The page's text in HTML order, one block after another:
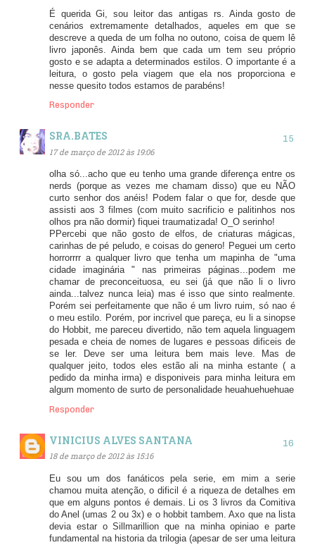
É querida Gi, sou leitor das antigas rs. Ainda gosto de
cenários extremamente detalhados, aqueles em que se
descreve a queda de um folha no outono, coisa de quem lê
livro japonês. Ainda bem que cada um tem seu próprio
gosto e se adapta a determinados estilos. O importante é a
leitura, o gosto pela viagem que ela nos proporciona e
nesse quesito todos estamos de parabéns!
Responder
SRA.BATES
17 de março de 2012 às 19:06
olha só...acho que eu tenho uma grande diferença entre os
nerds (porque as vezes me chamam disso) que eu NÃO
curto senhor dos anéis! Podem falar o que for, desde que
assisti aos 3 filmes (com muito sacrificio e palitinhos nos
olhos pra não dormir) fiquei traumatizada! O_O serinho!
PPercebi que não gosto de elfos, de criaturas mágicas,
carinhas de pé peludo, e coisas do genero! Peguei um certo
horrorrrr a qualquer livro que tenha um mapinha de "uma
cidade imaginária " nas primeiras páginas...podem me
chamar de preconceituosa, eu sei (já que não li o livro
ainda...talvez nunca leia) mas é isso que sinto realmente.
Porém sei perfeitamente que não é um livro ruim, só nao é
o meu estilo. Porém, por incrivel que pareça, eu li a sinopse
do Hobbit, me pareceu divertido, não tem aquela linguagem
pesada e cheia de nomes de lugares e pessoas dificeis de
se ler. Deve ser uma leitura bem mais leve. Mas de
qualquer jeito, todos eles estão ali na minha estante ( a
pedido da minha irma) e disponiveis para minha leitura em
algum momento de surto de personalidade heuahuehuehuae
Responder
VINICIUS ALVES SANTANA
18 de março de 2012 às 15:16
Eu sou um dos fanáticos pela serie, em mim a serie
chamou muita atenção, o dificil é a riqueza de detalhes em
que em alguns pontos é demais. Li os 3 livros da Comitiva
do Anel (umas 2 ou 3x) e o hobbit tambem. Axo que na lista
devia estar o Sillmarillion que na minha opiniao e parte
fundamental na historia da trilogia (apesar de ser uma leitura